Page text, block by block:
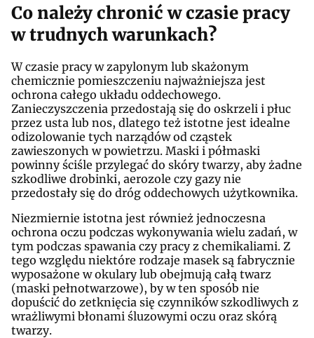
Co należy chronić w czasie pracy
w trudnych warunkach?
W czasie pracy w zapylonym lub skażonym
chemicznie pomieszczeniu najważniejsza jest
ochrona całego układu oddechowego.
Zanieczyszczenia przedostają się do oskrzeli i płuc
przez usta lub nos, dlatego też istotne jest idealne
odizolowanie tych narządów od cząstek
zawieszonych w powietrzu. Maski i półmaski
powinny ściśle przylegać do skóry twarzy, aby żadne
szkodliwe drobinki, aerozole czy gazy nie
przedostały się do dróg oddechowych użytkownika.
Niezmiernie istotna jest również jednoczesna
ochrona oczu podczas wykonywania wielu zadań, w
tym podczas spawania czy pracy z chemikaliami. Z
tego względu niektóre rodzaje masek są fabrycznie
wyposażone w okulary lub obejmują całą twarz
(maski pełnotwarzowe), by w ten sposób nie
dopuścić do zetknięcia się czynników szkodliwych z
wrażliwymi błonami śluzowymi oczu oraz skórą
twarzy.